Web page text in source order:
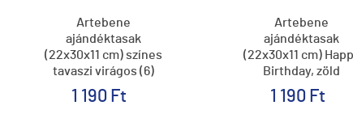
Artebene
ajándéktasak
(22x30x11 cm) színes
tavaszi virágos (6)
1 190 Ft
Artebene
ajándéktasak
(22x30x11 cm)
Birthday, zöld
feliratos (6)
1 190 Ft